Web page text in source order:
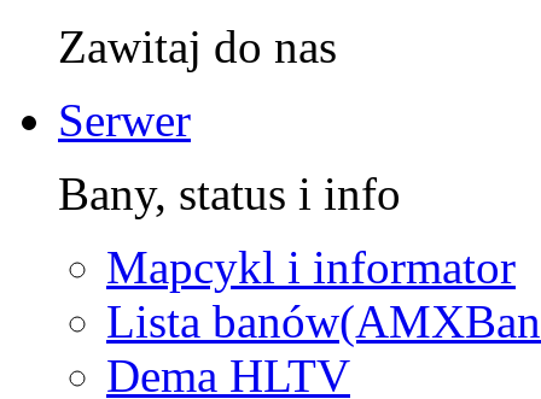
Zawitaj do nas
Serwer
Bany, status i info
Mapcykl i informator
Lista
Dema HLTV